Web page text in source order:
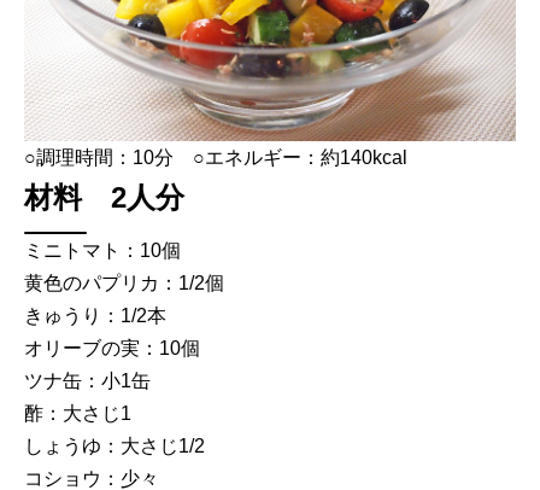
○調理時間：10分 ○エネルギー：約140kcal
材料 2人分
ミニトマト：10個
黄色のパプリカ：1/2個
きゅうり：1/2本
オリーブの実：10個
ツナ缶：小1缶
酢：大さじ1
しょうゆ：大さじ1/2
コショウ：少々